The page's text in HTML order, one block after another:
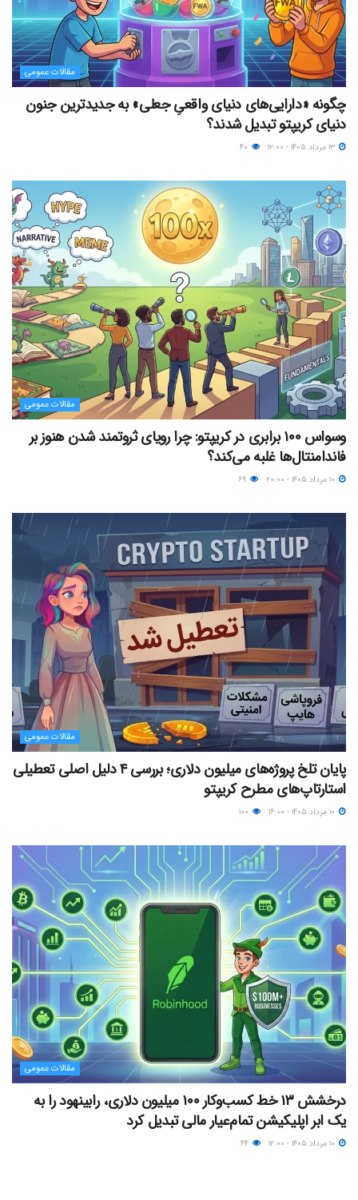
مقالات عمومی
چگونه «دارایی‌های دنیای واقعیِ جعلی» به جدیدترین جنون
دنیای کریپتو تبدیل شدند؟
مقالات عمومی
وسواس ۱۰۰ برابری در کریپتو: چرا رویای ثروتمند شدن هنوز بر
فاندامنتال‌ها غلبه می‌کند؟
مقالات عمومی
پایان تلخ پروژه‌های میلیون دلاری؛ بررسی ۴ دلیل اصلی تعطیلی
استارتاپ‌های مطرح کریپتو
مقالات عمومی
درخشش ۱۳ خط کسب‌وکار ۱۰۰ میلیون دلاری، رابینهود را به
یک ابر اپلیکیشن تمام‌عیار مالی تبدیل کرد